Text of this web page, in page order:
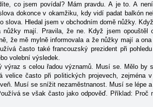
co jsem povídal? Mám pravdu. A je to. A
dokonce v okamžiku, kdy vidí padat balkón
slova. Hledal jsem v obchodním domě nůžky.
nůžky mají. Pravila, že ne. Když jsem opouštěl
že mě mylně informovala a že nůžky mají a
často také francouzský prezident při
volební výsledek.
s celou řadou významů. Musí se. Mělo by
velice často při politických projevech, zejména
Musí se snížit nezaměstnanost. Musí se lépe
se však často jako odpověď. Příklad: Proč